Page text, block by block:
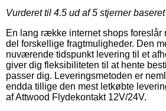
Vurderet til 4.5 ud af 5 stjerner
En lang række internet shops foreslår
del forskellige fragtmuligheder. Den
nuværende tidspunkt levering til et
giver dig fleksibiliteten til at hente
passer dig. Leveringsmetoden er
endda tillige den mest letkøbte
af Attwood Flydekontakt 12V/24V.